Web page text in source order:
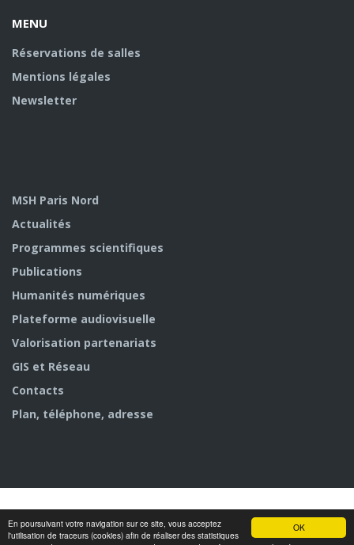
OK
En poursuivant votre navigation sur ce site, vous acceptez
l'utilisation de traceurs (cookies) afin de réaliser des statistiques
MENU
Réservations de salles
Mentions légales
Newsletter
MSH Paris Nord
Actualités
Programmes scientifiques
Publications
Humanités numériques
Plateforme audiovisuelle
Valorisation partenariats
GIS et Réseau
Contacts
Plan, téléphone, adresse
© MSH Paris Nord